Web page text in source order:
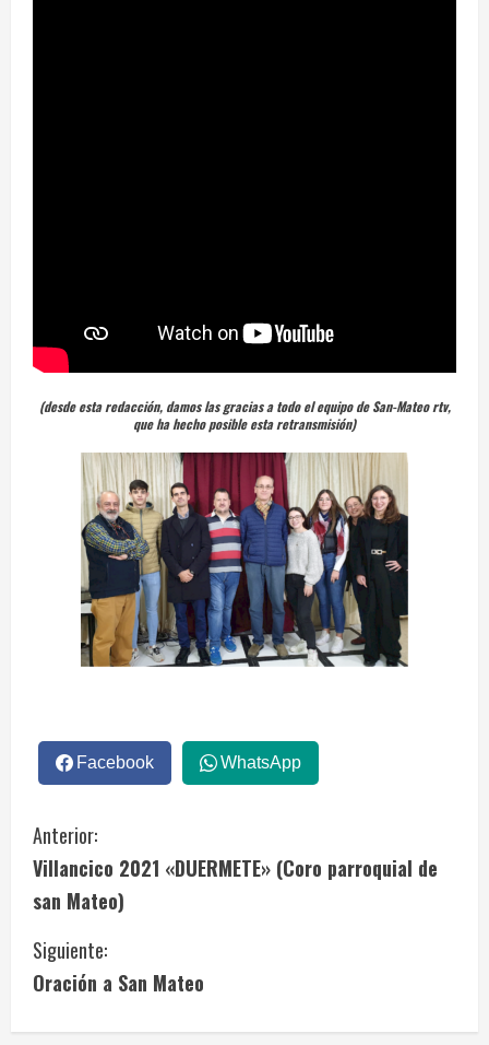
(desde esta redacción, damos las gracias a todo el equipo de San-Mateo rtv,
que ha hecho posible esta retransmisión)
Facebook WhatsApp
S
i
g
u
e
Anterior:
Villancico 2021 «DUERMETE» (Coro parroquial de
san Mateo)
Siguiente:
Oración a San Mateo